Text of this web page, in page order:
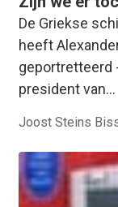
De Griekse
heeft
geportretteerd
president van…
Joost Steins